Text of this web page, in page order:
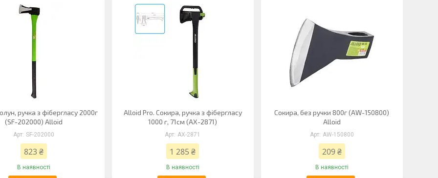
ручка з фібергласу 2000г
(SF-202000) Alloid
SF-202000
823 ₴
В наявності
Alloid Pro. Сокира, ручка з фібергласу
1000 г, 71см (AX-2871)
AX-2871
1 285 ₴
В наявності
Сокира, без ручки 800г (AW-150800)
Alloid
AW-150800
209 ₴
В наявності